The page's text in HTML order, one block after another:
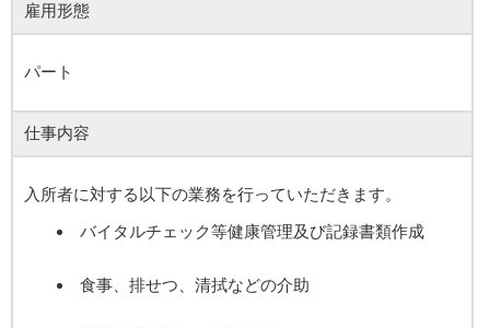
雇用形態
パート
仕事内容
入所者に対する以下の業務を行っていただきます。
バイタルチェック等健康管理及び記録書類作成
食事、排せつ、清拭などの介助